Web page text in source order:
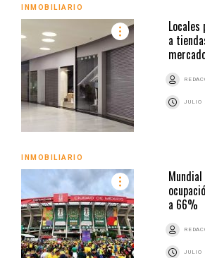
INMOBILIARIO
Locales
a
JULIO
INMOBILIARIO
a 66%
JULIO